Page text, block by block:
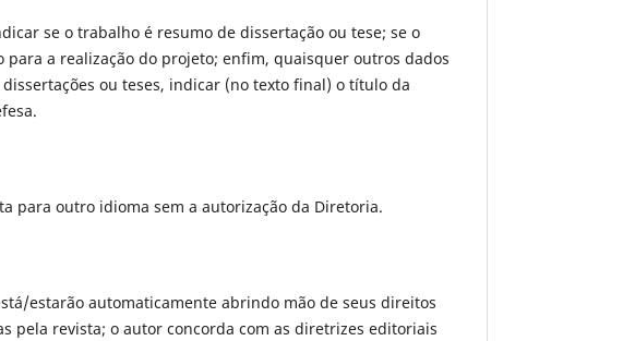
se o trabalho é resumo de dissertação ou tese; se o
a realização do projeto; enfim, quaisquer outros dados
ou teses, indicar (no texto final) o título da
para outro idioma sem a autorização da Diretoria.
estarão automaticamente abrindo mão de seus direitos
pela revista; o autor concorda com as diretrizes editoriais